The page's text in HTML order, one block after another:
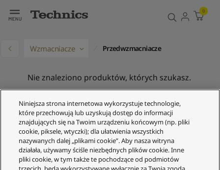
0
Wzmacniacze Przedwzmacniacze
Nie znaleziono produktów, których szukasz.
Obsługa Klienta
Niniejsza strona internetowa wykorzystuje technologie,
które przechowują lub uzyskują dostęp do informacji
znajdujących się na Twoim urządzeniu końcowym (np. pliki
cookie, piksele, wtyczki); dla ułatwienia wszystkich
nazywanych dalej „plikami cookie”. Aby nasza witryna
działała, używamy ściśle niezbędnych plików cookie. Inne
pliki cookie, w tym także te pochodzące od podmiotów